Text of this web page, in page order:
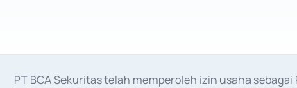
PT BCA Sekuritas telah memperoleh izin usaha